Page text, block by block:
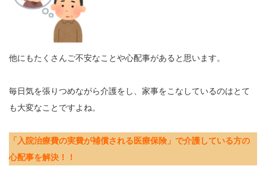
他にもたくさんご不安なことや心配事があると思います。
毎日気を張りつめながら介護をし、家事をこなしているのはとて
も大変なことですよね。
「入院治療費の実費が補償される医療保険」で介護している方の
心配事を解決！！